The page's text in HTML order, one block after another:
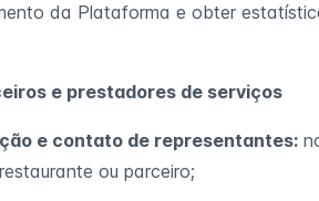
da Plataforma e obter
e prestadores de serviços
e contato de representantes:
ou parceiro;